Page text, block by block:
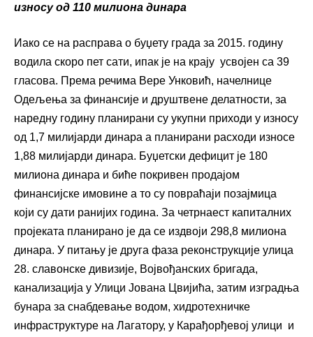
износу од 110 милиона динара
Иако се на расправа о буџету града за 2015. годину
водила скоро пет сати, ипак је на крају усвојен са 39
гласова. Према речима Вере Унковић, начелнице
Одељења за финансије и друштвене делатности, за
наредну годину планирани су укупни приходи у износу
од 1,7 милијарди динара а планирани расходи износе
1,88 милијарди динара. Буџетски дефицит је 180
милиона динара и биће покривен продајом
финансијске имовине а то су повраћаји позајмица
који су дати ранијих година. За четрнаест капиталних
пројеката планирано је да се издвоји 298,8 милиона
динара. У питању је друга фаза реконструкције улица
28. славонске дивизије, Војвођанских бригада,
канализација у Улици Јована Цвијића, затим изградња
бунара за снабдевање водом, хидротехничке
инфраструктуре на Лагатору, у Карађорђевој улици и